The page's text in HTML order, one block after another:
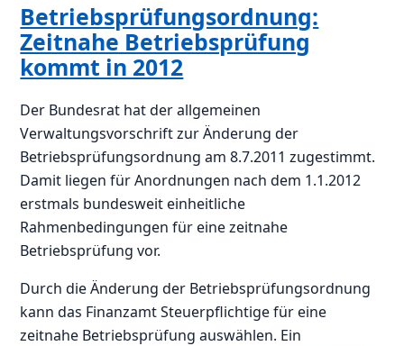
Betriebsprüfungsordnung:
Zeitnahe Betriebsprüfung
kommt in 2012
Der Bundesrat hat der allgemeinen
Verwaltungsvorschrift zur Änderung der
Betriebsprüfungsordnung am 8.7.2011 zugestimmt.
Damit liegen für Anordnungen nach dem 1.1.2012
erstmals bundesweit einheitliche
Rahmenbedingungen für eine zeitnahe
Betriebsprüfung vor.
Durch die Änderung der Betriebsprüfungsordnung
kann das Finanzamt Steuerpflichtige für eine
zeitnahe Betriebsprüfung auswählen. Ein